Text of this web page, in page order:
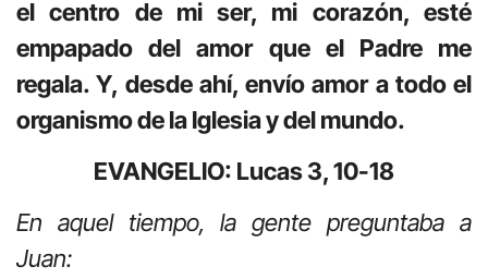
el centro de mi ser, mi corazón, esté
empapado del amor que el Padre me
regala. Y, desde ahí, envío amor a todo el
organismo de la Iglesia y del mundo.
EVANGELIO: Lucas 3, 10-18
En aquel tiempo, la gente preguntaba a
Juan: